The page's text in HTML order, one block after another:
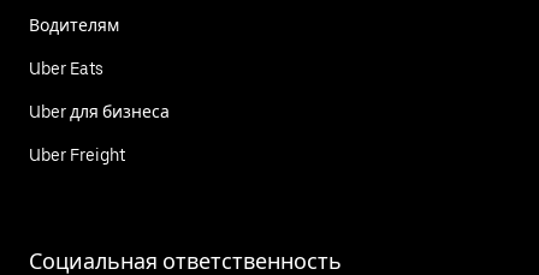
Водителям
Uber Eats
Uber для бизнеса
Uber Freight
Социальная ответственность